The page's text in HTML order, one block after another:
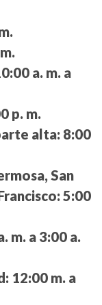
a. m. a
p. m.
alta: 8:00
San
5:00
m. a 3:00 a.
12:00 m. a